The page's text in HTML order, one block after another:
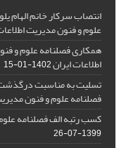
انتصاب سرکار خانم الهام
علوم و فنون مدیریت
همکاری فصلنامه علوم و
اطلاعات ایران1402-01-15
تسلیت به مناسبت
فصلنامه علوم و فنون
کسب رتبه الف فصلنامه علوم
1399-07-26